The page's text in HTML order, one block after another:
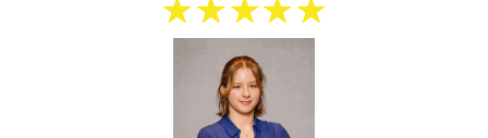
☆☆☆☆☆
★★★★★